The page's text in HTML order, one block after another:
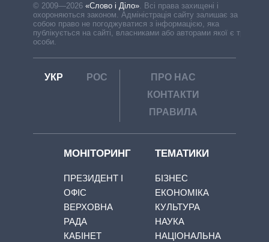
© 2009—2026 «Слово і Діло» Всі права захищені і
охороняються законом. Адміністрація сайту залишає за
собою право не погоджуватися з інформацією, яка
публікується на сайті, власниками або авторами якої є треті
особи.
УКР РОС
ПРО НАС
КОНТАКТИ
ПРАВИЛА
МОНІТОРИНГ
ПРЕЗИДЕНТ І
ОФІС
ВЕРХОВНА
РАДА
КАБІНЕТ
ТЕМАТИКИ
БІЗНЕС
ЕКОНОМІКА
КУЛЬТУРА
НАУКА
НАЦІОНАЛЬНА